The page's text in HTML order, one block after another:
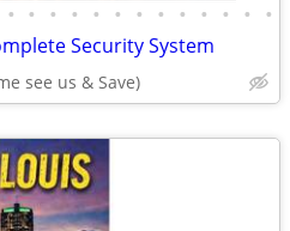
• • • • • • • • • • • • •
Security System
see us & Save)